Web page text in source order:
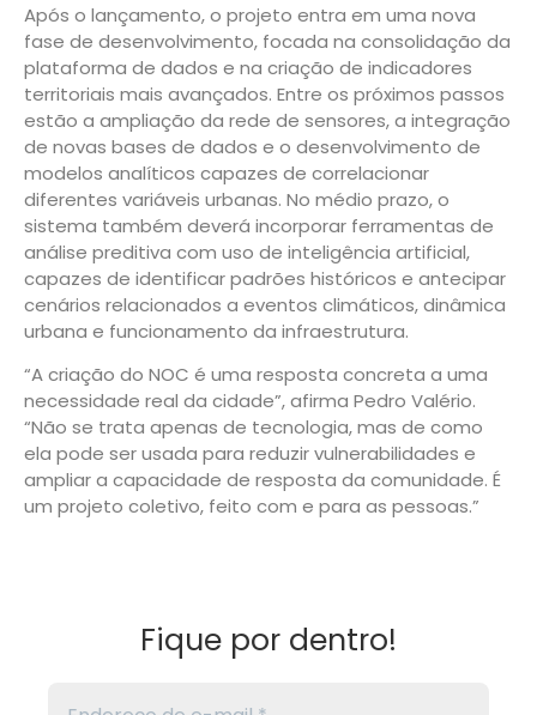
Após o lançamento, o projeto entra em uma nova
fase de desenvolvimento, focada na consolidação da
plataforma de dados e na criação de indicadores
territoriais mais avançados. Entre os próximos passos
estão a ampliação da rede de sensores, a integração
de novas bases de dados e o desenvolvimento de
modelos analíticos capazes de correlacionar
diferentes variáveis urbanas. No médio prazo, o
sistema também deverá incorporar ferramentas de
análise preditiva com uso de inteligência artificial,
capazes de identificar padrões históricos e antecipar
cenários relacionados a eventos climáticos, dinâmica
urbana e funcionamento da infraestrutura.
“A criação do NOC é uma resposta concreta a uma
necessidade real da cidade”, afirma Pedro Valério.
“Não se trata apenas de tecnologia, mas de como
ela pode ser usada para reduzir vulnerabilidades e
ampliar a capacidade de resposta da comunidade. É
um projeto coletivo, feito com e para as pessoas.”
Fique por dentro!